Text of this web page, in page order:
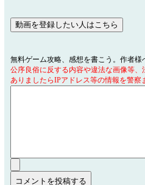
無料ゲーム攻略、感想を書こう。作者様
公序良俗に反する内容や違法な画像等
ありましたらIPアドレス等の情報を警察